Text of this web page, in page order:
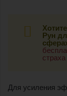
Рун
Для усиления